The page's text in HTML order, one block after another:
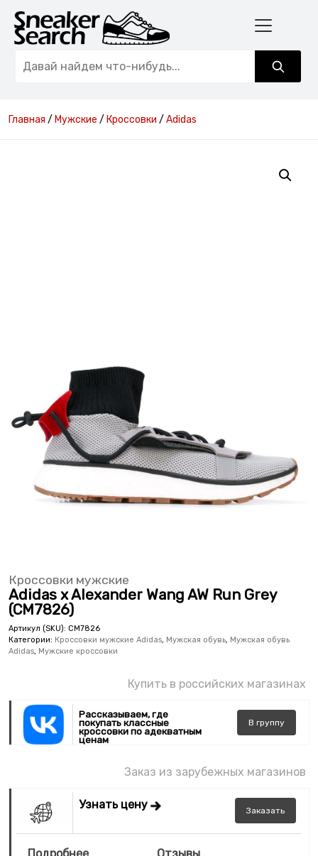
Главная / Мужские / Кроссовки / Adidas
Кроссовки мужские
Adidas x Alexander Wang AW Run Grey
(CM7826)
Артикул (SKU): CM7826
Категории: Кроссовки мужские Adidas, Мужская обувь, Мужская обувь
Adidas, Мужские кроссовки
Купить в российских магазинах
Рассказываем, где
покупать классные
кроссовки по адекватным
ценам
В группу
Заказ из зарубежных магазинов
Узнать цену Заказать